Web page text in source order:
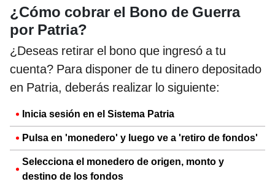
¿Cómo cobrar el Bono de Guerra
por Patria?
¿Deseas retirar el bono que ingresó a tu
cuenta? Para disponer de tu dinero depositado
en Patria, deberás realizar lo siguiente:
Inicia sesión en el Sistema Patria
Pulsa en 'monedero' y luego ve a 'retiro de fondos'
Selecciona el monedero de origen, monto y
destino de los fondos